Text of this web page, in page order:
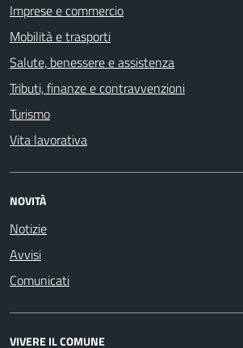
Imprese e commercio
Mobilità e trasporti
Salute, benessere e assistenza
Tributi, finanze e contravvenzioni
Turismo
Vita lavorativa
NOVITÀ
Notizie
Avvisi
Comunicati
VIVERE IL COMUNE